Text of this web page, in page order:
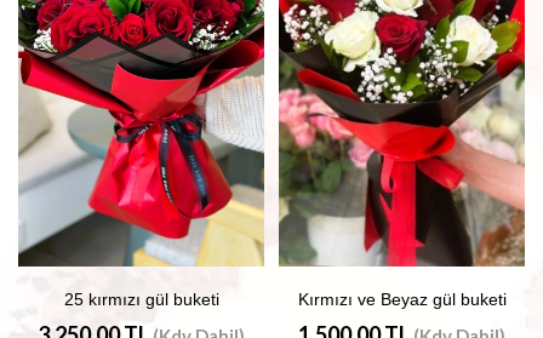
25 kırmızı gül buketi Kırmızı ve Beyaz gül buketi